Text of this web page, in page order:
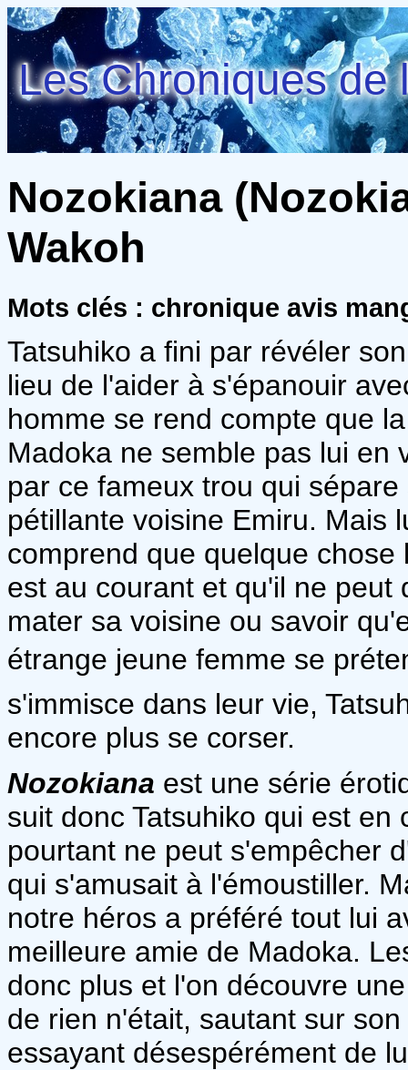
Les Chroniques de
Nozokiana
Wakoh
Mots clés : chronique avis
Tatsuhiko a fini par révéler
lieu de l'aider à s'épanouir
homme se rend compte que
Madoka ne semble pas lui en
par ce fameux trou qui
pétillante voisine Emiru. Mais
comprend que quelque
est au courant et qu'il ne
mater sa voisine ou savoir
étrange jeune femme se
s'immisce dans leur vie,
encore plus se corser.
Nozokiana est une série
suit donc Tatsuhiko qui est
pourtant ne peut s'empêcher
qui s'amusait à l'émoustiller.
notre héros a préféré tout lui
meilleure amie de Madoka.
donc plus et l'on découvre
de rien n'était, sautant sur
essayant désespérément de